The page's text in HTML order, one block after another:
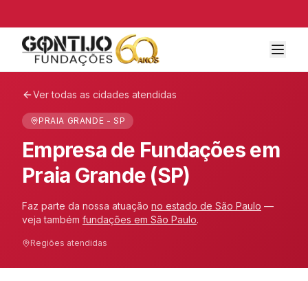
Ver todas as cidades atendidas
PRAIA GRANDE - SP
Empresa de Fundações em
Praia Grande (SP)
Faz parte da nossa atuação no estado de São Paulo —
veja também fundações em São Paulo.
Regiões atendidas